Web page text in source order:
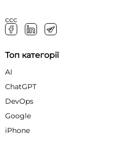
ссс
Топ категорії
AI
ChatGPT
DevOps
Google
iPhone